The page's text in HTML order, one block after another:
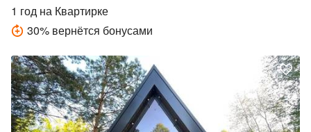
1 год на Квартирке
30% вернётся бонусами